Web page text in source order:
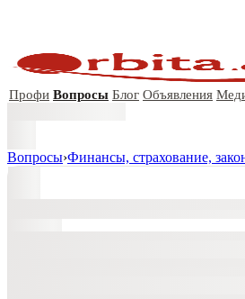
Профи Вопросы Блог Объявления
Вопросы›Финансы, страхование,